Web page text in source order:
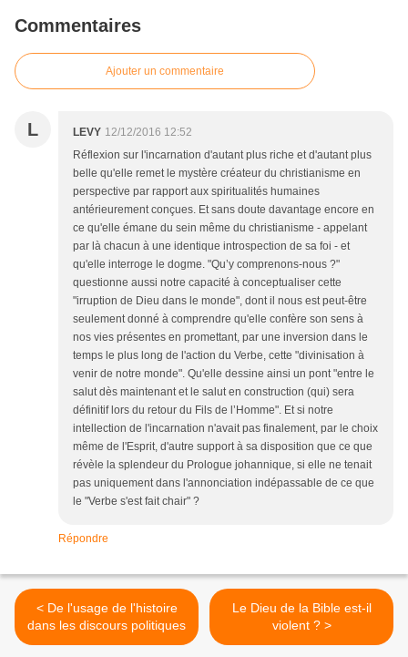
Commentaires
Ajouter un commentaire
L LEVY 12/12/2016 12:52
Réflexion sur l'incarnation d'autant plus riche et d'autant plus
belle qu'elle remet le mystère créateur du christianisme en
perspective par rapport aux spiritualités humaines
antérieurement conçues. Et sans doute davantage encore en
ce qu'elle émane du sein même du christianisme - appelant
par là chacun à une identique introspection de sa foi - et
qu'elle interroge le dogme. "Qu’y comprenons-nous ?"
questionne aussi notre capacité à conceptualiser cette
"irruption de Dieu dans le monde", dont il nous est peut-être
seulement donné à comprendre qu'elle confère son sens à
nos vies présentes en promettant, par une inversion dans le
temps le plus long de l'action du Verbe, cette "divinisation à
venir de notre monde". Qu'elle dessine ainsi un pont "entre le
salut dès maintenant et le salut en construction (qui) sera
définitif lors du retour du Fils de l’Homme". Et si notre
intellection de l'incarnation n'avait pas finalement, par le choix
même de l'Esprit, d'autre support à sa disposition que ce que
révèle la splendeur du Prologue johannique, si elle ne tenait
pas uniquement dans l'annonciation indépassable de ce que
le "Verbe s'est fait chair" ?
Répondre
< De l'usage de l'histoire
dans les discours politiques
Le Dieu de la Bible est-il
violent ? >